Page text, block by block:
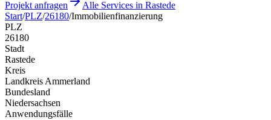
Projekt anfragen
Alle Services in Rastede
Start/PLZ/26180/Immobilienfinanzierung
PLZ
26180
Stadt
Rastede
Kreis
Landkreis Ammerland
Bundesland
Niedersachsen
Anwendungsfälle